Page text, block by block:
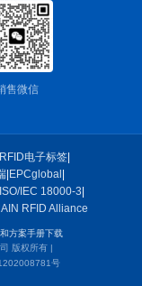
售微信
RFID电子标签|
|EPCglobal|
ISO/IEC 18000-3|
RFID Alliance
方案手册下载
版权所有 |
号